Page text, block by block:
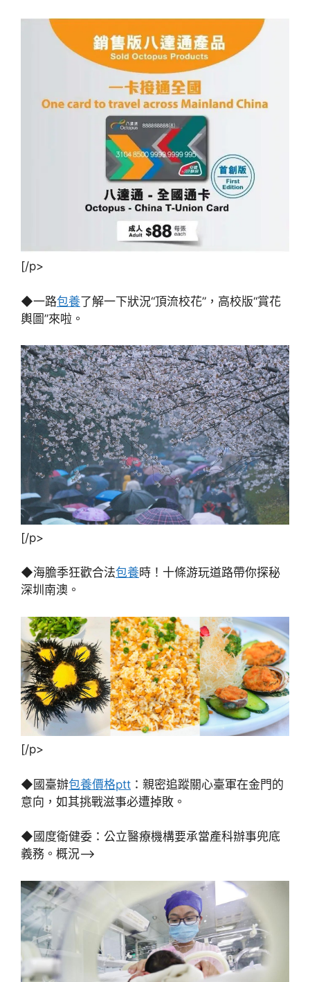
[/p>
◆一路包養了解一下狀況“頂流校花”，高校版“賞花
輿圖”來啦。
[/p>
◆海膽季狂歡合法包養時！十條游玩道路帶你探秘
深圳南澳。
[/p>
◆國臺辦包養價格ptt ：親密追蹤關心臺軍在金門的
意向，如其挑戰滋事必遭掉敗。
◆國度衛健委：公立醫療機構要承當產科辦事兜底
義務。概況–>